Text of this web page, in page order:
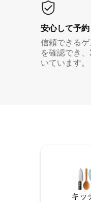
安心して予
信頼できる
を確認でき
いています。
キッ